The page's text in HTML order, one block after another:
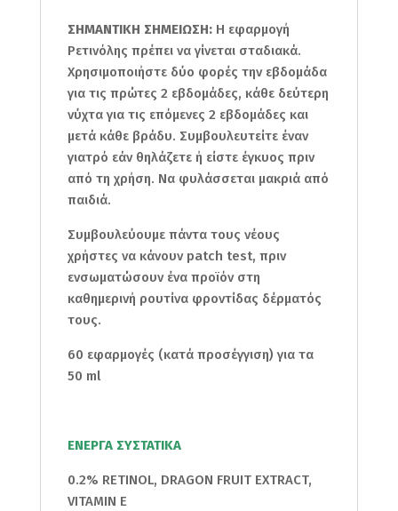
ΣΗΜΑΝΤΙΚΗ ΣΗΜΕΙΩΣΗ:Η εφαρμογή
Ρετινόλης πρέπει να γίνεται σταδιακά.
Χρησιμοποιήστε δύο φορές την εβδομάδα
για τις πρώτες 2 εβδομάδες, κάθε δεύτερη
νύχτα για τις επόμενες 2 εβδομάδες και
μετά κάθε βράδυ. Συμβουλευτείτε έναν
γιατρό εάν θηλάζετε ή είστε έγκυος πριν
από τη χρήση. Να φυλάσσεται μακριά από
παιδιά.
Συμβουλεύουμε πάντα τους νέους
χρήστες να κάνουν patch test, πριν
ενσωματώσουν ένα προϊόν στη
καθημερινή ρουτίνα φροντίδας δέρματός
τους.
60 εφαρμογές (κατά προσέγγιση) για τα
50 ml
ΕΝΕΡΓΑ ΣΥΣΤΑΤΙΚΑ
0.2% RETINOL, DRAGON FRUIT EXTRACT,
VITAMIN E